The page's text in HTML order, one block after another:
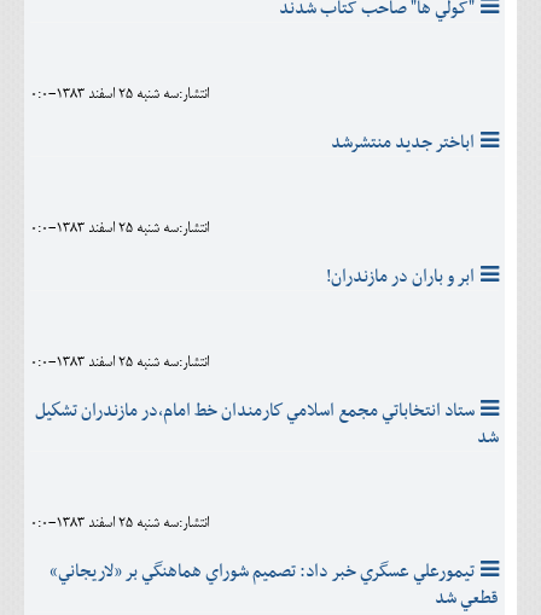
"کولي ها" صاحب کتاب شدند
انتشار:سه شنبه 25 اسفند 1383-0:0
اباختر جديد منتشرشد
انتشار:سه شنبه 25 اسفند 1383-0:0
ابر و باران در مازندران!
انتشار:سه شنبه 25 اسفند 1383-0:0
ستاد انتخاباتي مجمع اسلامي كارمندان خط امام،در مازندران تشكيل
شد
انتشار:سه شنبه 25 اسفند 1383-0:0
تيمورعلي عسگري خبر داد: تصميم شوراي هماهنگي بر «لاريجاني»
قطعي شد